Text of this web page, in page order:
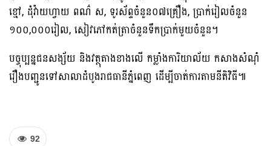
ខ្មៅ, ដុំវ៉ាយហ្វាយ ពណ៌ ស, ទូរស័ព្ទចំនួន០៧គ្រឿង, ប្រាក់រៀលចំនួន
១០០,០០០រៀល, សៀវភៅកត់ត្រាចំនួនទឹកប្រាក់មួយចំនួន។
បច្ចុប្បន្នជនសង្ស័យ និងវត្ថុតាងខាងលើ កម្លាំងការិយាល័យ កសាងសំណុំ
រឿងបញ្ជូនទៅសាលាដំបូងរាជធានីភ្នំពេញ ដើម្បីចាត់ការតាមនីតិវិធី៕
92